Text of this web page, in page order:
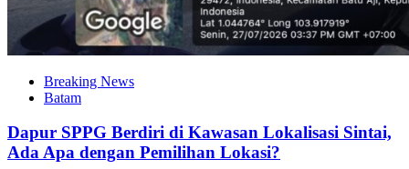
Breaking News
Batam
Dapur SPPG Berdiri di Kawasan Lokalisasi Sintai,
Ada Apa dengan Pemilihan Lokasi?